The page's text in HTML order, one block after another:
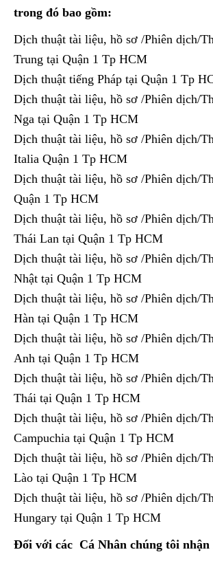
trong đó bao gồm:
Dịch thuật tài liệu, hồ sơ /Phiên dịch/
Trung tại Quận 1 Tp HCM
Dịch thuật tiếng Pháp tại Quận 1 Tp
Dịch thuật tài liệu, hồ sơ /Phiên dịch/
Nga tại Quận 1 Tp HCM
Dịch thuật tài liệu, hồ sơ /Phiên dịch/
Italia Quận 1 Tp HCM
Dịch thuật tài liệu, hồ sơ /Phiên dịch/
Quận 1 Tp HCM
Dịch thuật tài liệu, hồ sơ /Phiên dịch/
Thái Lan tại Quận 1 Tp HCM
Dịch thuật tài liệu, hồ sơ /Phiên dịch/
Nhật tại Quận 1 Tp HCM
Dịch thuật tài liệu, hồ sơ /Phiên dịch/
Hàn tại Quận 1 Tp HCM
Dịch thuật tài liệu, hồ sơ /Phiên dịch/
Anh tại Quận 1 Tp HCM
Dịch thuật tài liệu, hồ sơ /Phiên dịch/
Thái tại Quận 1 Tp HCM
Dịch thuật tài liệu, hồ sơ /Phiên dịch/
Campuchia tại Quận 1 Tp HCM
Dịch thuật tài liệu, hồ sơ /Phiên dịch/
Lào tại Quận 1 Tp HCM
Dịch thuật tài liệu, hồ sơ /Phiên dịch/
Hungary tại Quận 1 Tp HCM
Đối với các Cá Nhân chúng tôi